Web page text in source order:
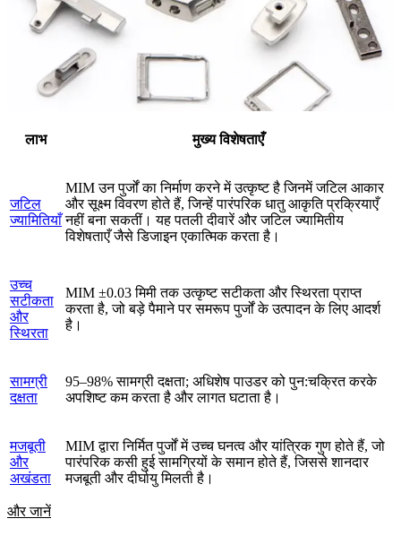
लाभ मुख्य विशेषताएँ
जटिल
ज्यामितियाँ
MIM उन पुर्जों का निर्माण करने में उत्कृष्ट है जिनमें जटिल आकार
और सूक्ष्म विवरण होते हैं, जिन्हें पारंपरिक धातु आकृति प्रक्रियाएँ
नहीं बना सकतीं। यह पतली दीवारें और जटिल ज्यामितीय
विशेषताएँ जैसे डिजाइन एकात्मिक करता है।
उच्च
सटीकता
और
स्थिरता
MIM ±0.03 मिमी तक उत्कृष्ट सटीकता और स्थिरता प्राप्त
करता है, जो बड़े पैमाने पर समरूप पुर्जों के उत्पादन के लिए आदर्श
है।
सामग्री
दक्षता
95–98% सामग्री दक्षता; अधिशेष पाउडर को पुन:चक्रित करके
अपशिष्ट कम करता है और लागत घटाता है।
मजबूती
और
अखंडता
MIM द्वारा निर्मित पुर्जों में उच्च घनत्व और यांत्रिक गुण होते हैं, जो
पारंपरिक कसी हुई सामग्रियों के समान होते हैं, जिससे शानदार
मजबूती और दीर्घायु मिलती है।
और जानें